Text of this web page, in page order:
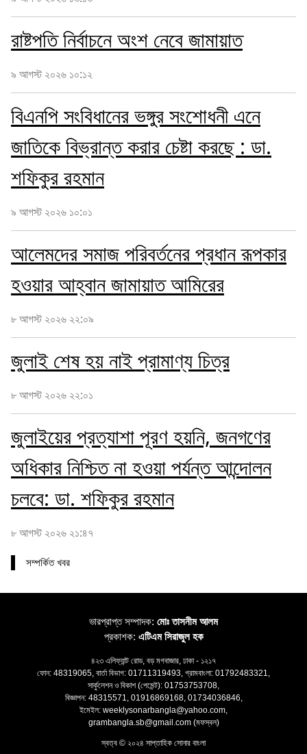
রাষ্টপতি নির্বাচনে অংশ নেবে জামায়াত
৯ আগস্ট ২০২৬ ১০:১২
বিএনপি সংবিধানের ভঙ্গুর সংশোধনী এনে
জাতিকে বিভ্রান্ত করার চেষ্টা করছে : ডা.
শফিকুর রহমান
৯ আগস্ট ২০২৬ ১০:০১
আলেমদের সমাজ পরিবর্তনের প্রধান রূপকার
হওয়ার আহ্বান জামায়াত আমিরের
৮ আগস্ট ২০২৬ ২২:০৯
জুলাই শেষ হয় নাই প্রামাণ্য চিত্র
৮ আগস্ট ২০২৬ ২২:০১
জুলাইয়ের প্রত্যাশা পূরণ হয়নি, জনগণের
অধিকার নিশ্চিত না হওয়া পর্যন্ত আন্দোলন
চলবে: ডা. শফিকুর রহমান
৮ আগস্ট ২০২৬ ২১:৪৭
সম্পর্কিত খবর
ভারপ্রাপ্ত সম্পাদক: মোঃ তাসনীম আলম
প্রকাশক: এটিএম সিরাজুল হক
৪২৩ এলিফ্যান্ট রোড, বড় মগবাজার, ঢাকা - ১২১৭
ফোন: 48319065, বার্তা বিভাগ: 01711319493, গ্রামবাংলা: 01792483321,
সার্কুলেশন ও বিকাশ (পেমেন্ট): 01753753708,
বিজ্ঞাপন: 48315571, 01916869168, 01734036846,
ইমেইল: weeklysonarbangla@yahoo.com,
grambangla.sb@gmail.com (মফস্বল)
স্বত্ব © ২০২৪ সাপ্তাহিক সোনার বাংলা